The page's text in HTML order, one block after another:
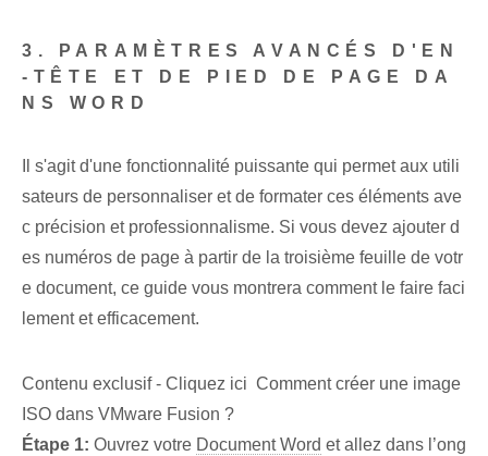
3. PARAMÈTRES AVANCÉS D'EN
-TÊTE ET DE PIED DE PAGE DA
NS WORD
Il s'agit d'une fonctionnalité puissante qui permet aux utili
sateurs de personnaliser et de formater ces éléments ave
c précision et professionnalisme. Si vous devez ajouter d
es numéros de page à partir de la troisième feuille de votr
e document, ce guide vous montrera comment le faire faci
lement et efficacement.
Contenu exclusif - Cliquez ici Comment créer une image
ISO dans VMware Fusion ?
Étape 1: Ouvrez votre Document Word et allez dans l’ong